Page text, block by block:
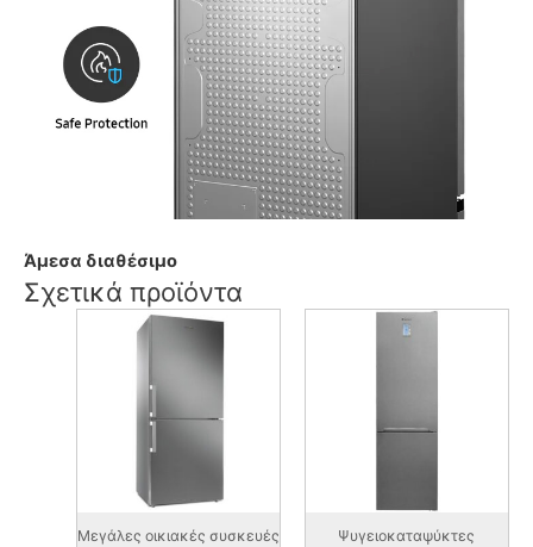
Άμεσα διαθέσιμο
Σχετικά προϊόντα
Μεγάλες οικιακές συσκευές Ψυγειοκαταψύκτες